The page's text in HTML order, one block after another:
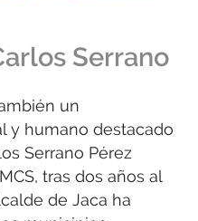
Serrano
un
y humano destacado
Serrano Pérez
tras dos años al
de Jaca ha